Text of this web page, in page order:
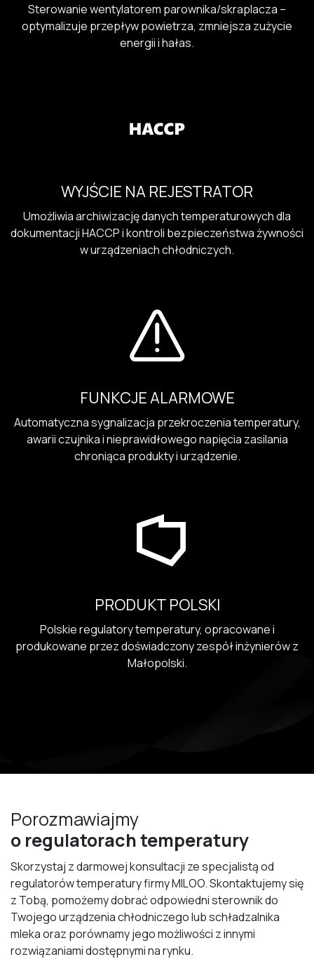
Sterowanie wentylatorem parownika/skraplacza –
optymalizuje przepływ powietrza, zmniejsza zużycie
energii i hałas.
WYJŚCIE NA REJESTRATOR
Umożliwia archiwizację danych temperaturowych dla
dokumentacji HACCP i kontroli bezpieczeństwa żywności
w urządzeniach chłodniczych.
FUNKCJE ALARMOWE
Automatyczna sygnalizacja przekroczenia temperatury,
awarii czujnika i nieprawidłowego napięcia zasilania
chroniąca produkty i urządzenie.
PRODUKT POLSKI
Polskie regulatory temperatury, opracowane i
produkowane przez doświadczony zespół inżynierów z
Małopolski.
Porozmawiajmy
o regulatorach temperatury
Skorzystaj z darmowej konsultacji ze specjalistą od
regulatorów temperatury firmy MILOO. Skontaktujemy się
z Tobą, pomożemy dobrać odpowiedni sterownik do
Twojego urządzenia chłodniczego lub schładzalnika
mleka oraz porównamy jego możliwości z innymi
rozwiązaniami dostępnymi na rynku.